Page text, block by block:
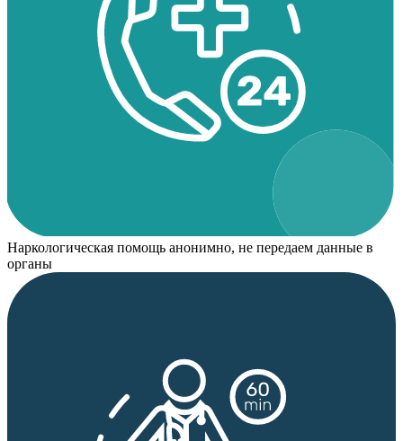
Наркологическая помощь анонимно, не передаем данные в
органы